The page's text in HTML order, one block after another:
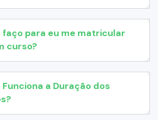
faço para eu me matricular
curso?
Funciona a Duração dos